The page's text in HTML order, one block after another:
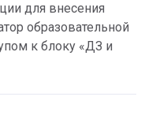
для внесения
образовательной
к блоку «ДЗ и